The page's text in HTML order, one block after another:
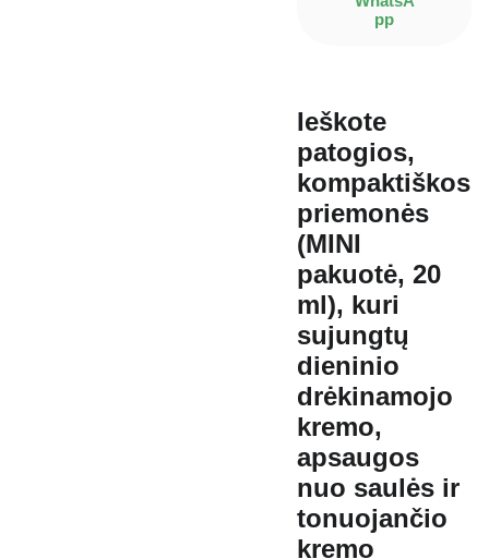
pp
Ieškote
patogios,
kompaktiškos
priemonės
(MINI
pakuotė, 20
ml), kuri
sujungtų
dieninio
drėkinamojo
kremo,
apsaugos
nuo saulės ir
tonuojančio
kremo